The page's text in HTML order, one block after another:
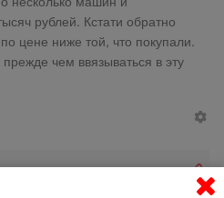
рублей. Кстати обратно
цене ниже той, что покупали.
чем ввязываться в эту